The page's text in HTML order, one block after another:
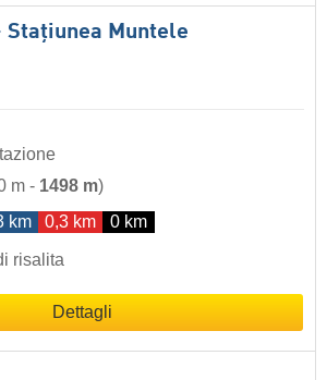
Staţiunea Muntele
m - 1498 m)
km 0,3 km 0 km
risalita
Dettagli